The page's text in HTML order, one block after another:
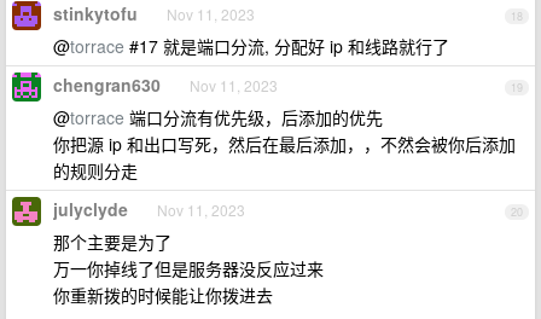
18
stinkytofu Nov 11, 2023
@torrace #17 就是端口分流, 分配好 ip 和线路就行了
19
chengran630 Nov 11, 2023
@torrace 端口分流有优先级，后添加的优先
你把源 ip 和出口写死，然后在最后添加，，不然会被你后添加
的规则分走
20
julyclyde Nov 11, 2023
那个主要是为了
万一你掉线了但是服务器没反应过来
你重新拨的时候能让你拨进去